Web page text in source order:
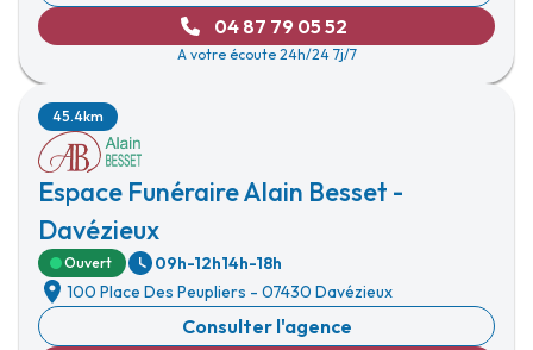
04 87 79 05 52
A votre écoute 24h/24 7j/7
Espace Funéraire Alain Besset -
Davézieux
45.4km
Ouvert 09h-12h14h-18h
100 Place Des Peupliers - 07430 Davézieux
Consulter l'agence